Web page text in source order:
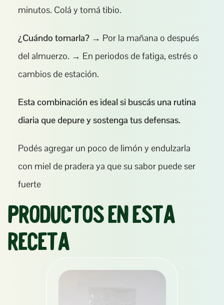
minutos. Colá y tomá tibio.
¿Cuándo tomarla? → Por la mañana o después
del almuerzo. → En periodos de fatiga, estrés o
cambios de estación.
Esta combinación es ideal si buscás una rutina
diaria que depure y sostenga tus defensas.
Podés agregar un poco de limón y endulzarla
con miel de pradera ya que su sabor puede ser
fuerte
Productos en esta
receta